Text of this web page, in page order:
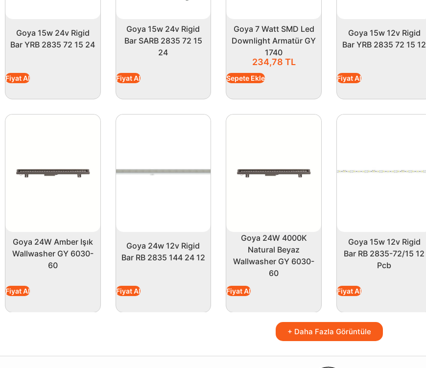
Goya 15w 24v Rigid
Bar YRB 2835 72 15 24
Fiyat Al
Goya 15w 24v Rigid
Bar SARB 2835 72 15
24
Fiyat Al
Goya 7 Watt SMD Led
Downlight Armatür GY
1740
234,78 TL
Sepete Ekle
Goya 15w 12v Rigid
Bar YRB 2835 72 15 12
Fiyat Al
Goya 24W Amber Işık
Wallwasher GY 6030-
60
Fiyat Al
Goya 24w 12v Rigid
Bar RB 2835 144 24 12
Fiyat Al
Goya 24W 4000K
Natural Beyaz
Wallwasher GY 6030-
60
Fiyat Al
Goya 15w 12v Rigid
Bar RB 2835-72/15 12
Pcb
Fiyat Al
+ Daha Fazla Görüntüle